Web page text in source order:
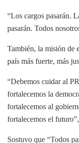
“Los cargos pasarán.
pasarán. Todos
También, la misión de
país más fuerte, más
“Debemos cuidar al
fortalecemos la
fortalecemos al
fortalecemos el
Sostuvo que “Todos